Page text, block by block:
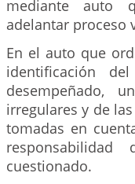
mediante auto
adelantar proceso
En el auto que
identificación
desempeñado,
irregulares y de
tomadas en
cuestionado.